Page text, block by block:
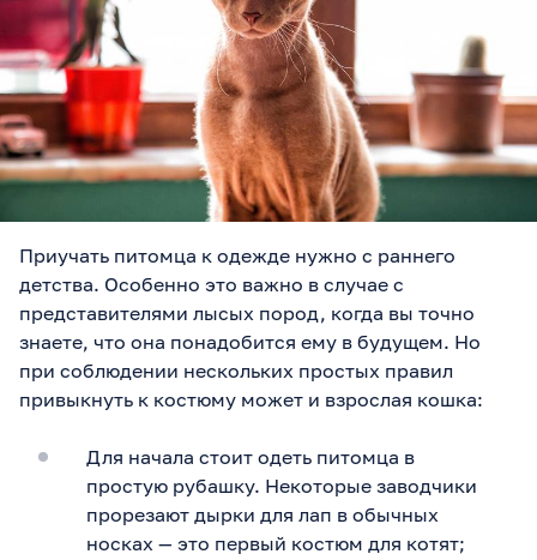
Приучать питомца к одежде нужно с раннего
детства. Особенно это важно в случае с
представителями лысых пород, когда вы точно
знаете, что она понадобится ему в будущем. Но
при соблюдении нескольких простых правил
привыкнуть к костюму может и взрослая кошка:
Для начала стоит одеть питомца в
простую рубашку. Некоторые заводчики
прорезают дырки для лап в обычных
носках — это первый костюм для котят;